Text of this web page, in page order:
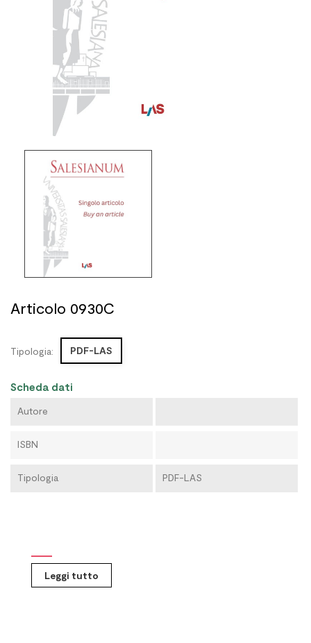
Articolo 0930C
Tipologia: PDF-LAS
Scheda dati
Autore
ISBN
Tipologia PDF-LAS
Leggi tutto